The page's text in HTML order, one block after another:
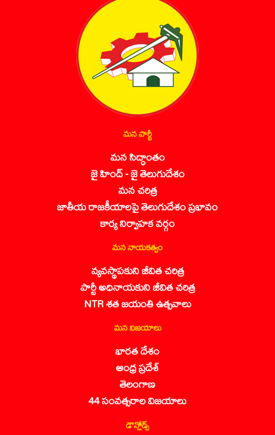
మన పార్టీ
మన సిద్ధాంతం
జై హింద్ - జై తెలుగుదేశం
మన చరిత్ర
జాతీయ రాజకీయాలపై తెలుగుదేశం ప్రభావం
కార్య నిర్వాహక వర్గం
మన నాయకత్వం
వ్యవస్థాపకుని జీవిత చరిత్ర
పార్టీ అధినాయకుని జీవిత చరిత్ర
NTR శత జయంతి ఉత్సవాలు
మన విజయాలు
భారత దేశం
ఆంధ్ర ప్రదేశ్
తెలంగాణ
44 సంవత్సరాల విజయాలు
డౌన్లోడ్స్